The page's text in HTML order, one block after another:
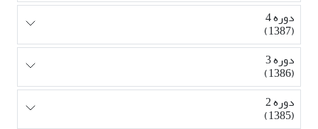
دوره 4
(1387)
دوره 3
(1386)
دوره 2
(1385)